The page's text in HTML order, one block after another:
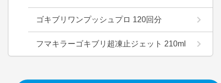
ゴキブリワンプッシュプロ 120回分
フマキラーゴキブリ超凍止ジェット 210ml